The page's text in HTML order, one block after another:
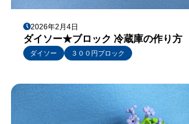
2026年2月4日
ダイソー★ブロック 冷蔵庫の作り
ダイソー
３００円ブロック